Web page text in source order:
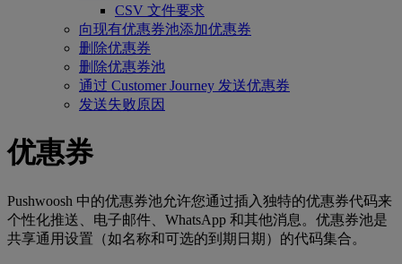
CSV 文件要求
向现有优惠券池添加优惠券
删除优惠券
删除优惠券池
通过 Customer Journey 发送优惠券
发送失败原因
优惠券
Pushwoosh 中的优惠券池允许您通过插入独特的优惠券代码来
个性化推送、电子邮件、WhatsApp 和其他消息。优惠券池是
共享通用设置（如名称和可选的到期日期）的代码集合。